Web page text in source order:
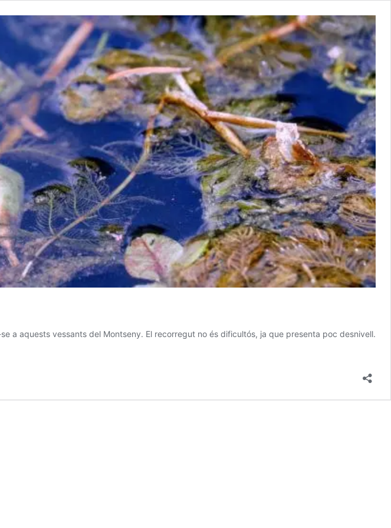
a aquests vessants del Montseny. El recorregut no és dificultós, ja que presenta poc desnivell.